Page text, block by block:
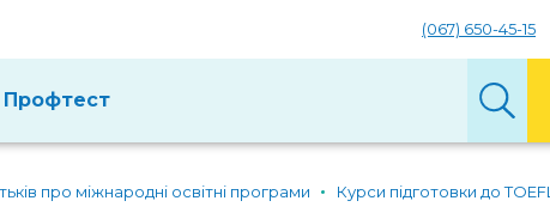
(067) 650-45-15
Профтест
про міжнародні освітні програми Курси підготовки до TOEFL